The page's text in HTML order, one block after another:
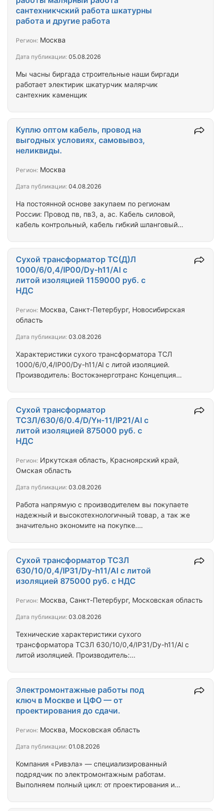
Мы часны биргада строительные наши биргади
работает электирик шкатурчик малярчик
сантехник каменщик
сантехникчский работа шкатурны
работа и другие работа
Регион: Москва
Дата публикации: 05.08.2026
На постоянной основе закупаем по регионам
России: Провод пв, пв3, а, ас. Кабель силовой,
кабель контрольный, кабель гибкий шланговый
монтажа, Неликвиды, невостребованный
материал, остатки. Любая форма оплаты. Цена
договорная. (Viber, WhatsApp) (Транскаб НППнг HF,
пв1, пв3, ввг,кввг, вбшв, кг-хл, пвс, шввп, ас, аабл,
аашв, асбл, асб2л, мкшв, кабель герда, тппэп,
соббит и другие.)
Куплю оптом кабель, провод на
выгодных условиях, самовывоз,
неликвиды.
Регион: Москва
Дата публикации: 04.08.2026
Характеристики сухого трансформатора ТСЛ
1000/6/0,4/IP00/Dy-h11/Al с литой изоляцией.
Производитель: Востокэнерготранс Концепция
Материал обмотки: Алюминий Охлаждение:
Воздушное AN/AF Степень защиты кожуха: IP00
без кожуха ГОСТ 14254-2015 Схема и группа
соединения обмоток: Dy-h11 Номинальная
мощность: 1000 кВА Номинальное высшее
напряжение (ВН): 6 кВ Номинальное низшее
напряжение (НН): 0.4 кВ Напряжение…
Сухой трансформатор ТС(Д)Л
1000/6/0,4/IP00/Dy-h11/Al с
литой изоляцией 1159000 руб. с
НДС
Регион: Москва, Санкт-Петербург, Новосибирская
область
Дата публикации: 03.08.2026
Работа напрямую с производителем вы покупаете
надежный и высокотехнологичный товар, а так же
значительно экономите на покупке.
(трехфазный, сухого типа , защищённый с литой
изоляцией) •Концепция конструкции: Стержневой
•Номинальная мощность, кВа: 630 •Номинальное
напряжение на стороне ВН, кВ: 6 •Номинальное
напряжение на стороне НН, кВ: 0.4 •Материал
Сухой трансформатор
ТСЗЛ/630/6/0.4/D/Yн-11/IP21/Al с
литой изоляцией 875000 руб. с
НДС
Регион: Иркутская область, Красноярский край,
Омская область
Дата публикации: 03.08.2026
Технические характеристики сухого
трансформатора ТСЗЛ 630/10/0,4/IP31/Dy-h11/Al с
литой изоляцией. Производитель:
назначению: Понижающий. Материал обмотки:
Алюминий Охлаждение: Воздушное AN/AF Степень
защиты кожуха: IP31 ГОСТ 14254-2015 Схема и
группа соединения обмоток: Dy-h11 Номинальная
мощность: 630 кВА Номинальное высшее
напряжение (НН): 0.4 кВ…
Сухой трансформатор ТСЗЛ
630/10/0,4/IP31/Dy-h11/Al с литой
изоляцией 875000 руб. с НДС
Регион: Москва, Санкт-Петербург, Московская область
Дата публикации: 03.08.2026
Компания «Ривэла» — специализированный
подрядчик по электромонтажным работам.
Выполняем полный цикл: от проектирования и
Электромонтажные работы под
ключ в Москве и ЦФО — от
проектирования до сдачи.
Регион: Москва, Московская область
Дата публикации: 01.08.2026